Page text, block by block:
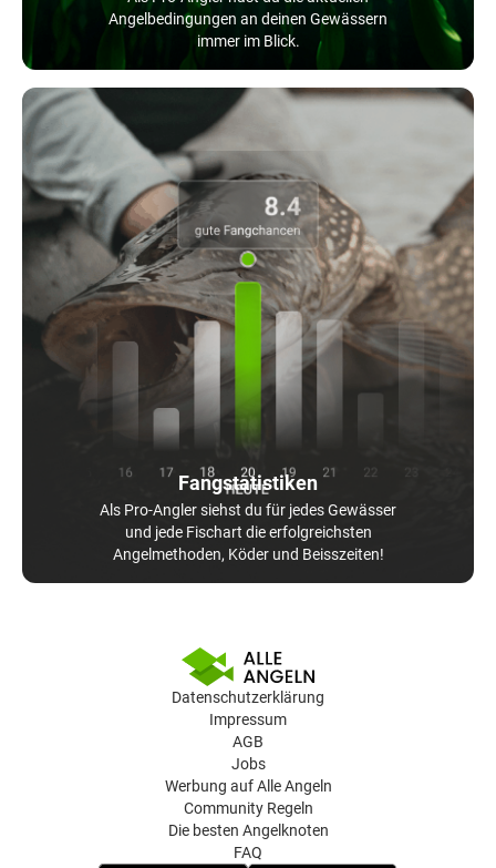
Angelbedingungen an deinen Gewässern
immer im Blick.
Fangstatistiken
Als Pro-Angler siehst du für jedes Gewässer
und jede Fischart die erfolgreichsten
Angelmethoden, Köder und Beisszeiten!
Datenschutzerklärung
Impressum
AGB
Jobs
Werbung auf Alle Angeln
Community Regeln
Die besten Angelknoten
FAQ